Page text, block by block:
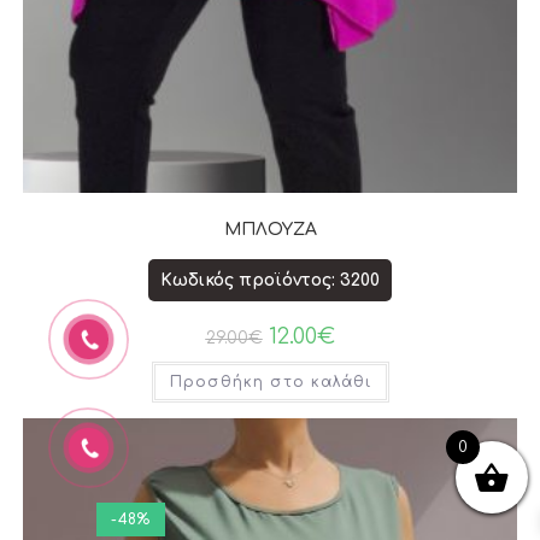
ΜΠΛΟΥΖΑ
Κωδικός προϊόντος: 3200
29.00€ 12.00€
Προσθήκη στο καλάθι
-48%
0